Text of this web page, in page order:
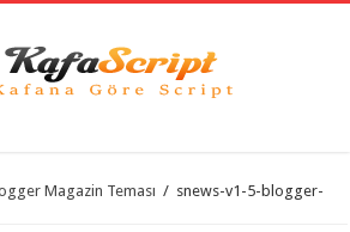
Magazin Teması / snews-v1-5-blogger-